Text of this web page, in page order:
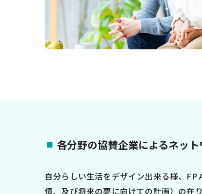
各分野の協賛企業によるネット
自分らしい生活をデザイン出来る様、
債、及び将来の夢に向けての計画）の在